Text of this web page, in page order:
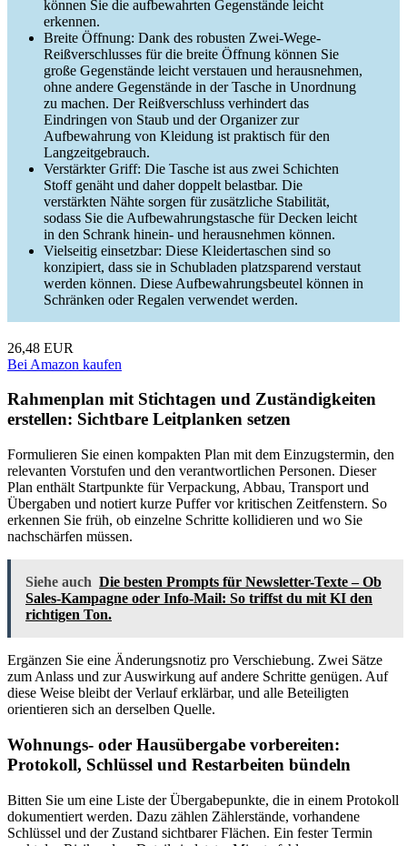
können Sie die aufbewahrten Gegenstände leicht
erkennen.
Breite Öffnung: Dank des robusten Zwei-Wege-
Reißverschlusses für die breite Öffnung können Sie
große Gegenstände leicht verstauen und herausnehmen,
ohne andere Gegenstände in der Tasche in Unordnung
zu machen. Der Reißverschluss verhindert das
Eindringen von Staub und der Organizer zur
Aufbewahrung von Kleidung ist praktisch für den
Langzeitgebrauch.
Verstärkter Griff: Die Tasche ist aus zwei Schichten
Stoff genäht und daher doppelt belastbar. Die
verstärkten Nähte sorgen für zusätzliche Stabilität,
sodass Sie die Aufbewahrungstasche für Decken leicht
in den Schrank hinein- und herausnehmen können.
Vielseitig einsetzbar: Diese Kleidertaschen sind so
konzipiert, dass sie in Schubladen platzsparend verstaut
werden können. Diese Aufbewahrungsbeutel können in
Schränken oder Regalen verwendet werden.
26,48 EUR
Bei Amazon kaufen
Rahmenplan mit Stichtagen und Zuständigkeiten
erstellen: Sichtbare Leitplanken setzen
Formulieren Sie einen kompakten Plan mit dem Einzugstermin, den
relevanten Vorstufen und den verantwortlichen Personen. Dieser
Plan enthält Startpunkte für Verpackung, Abbau, Transport und
Übergaben und notiert kurze Puffer vor kritischen Zeitfenstern. So
erkennen Sie früh, ob einzelne Schritte kollidieren und wo Sie
nachschärfen müssen.
Siehe auch Die besten Prompts für Newsletter-Texte – Ob
Sales-Kampagne oder Info-Mail: So triffst du mit KI den
richtigen Ton.
Ergänzen Sie eine Änderungsnotiz pro Verschiebung. Zwei Sätze
zum Anlass und zur Auswirkung auf andere Schritte genügen. Auf
diese Weise bleibt der Verlauf erklärbar, und alle Beteiligten
orientieren sich an derselben Quelle.
Wohnungs- oder Hausübergabe vorbereiten:
Protokoll, Schlüssel und Restarbeiten bündeln
Bitten Sie um eine Liste der Übergabepunkte, die in einem Protokoll
dokumentiert werden. Dazu zählen Zählerstände, vorhandene
Schlüssel und der Zustand sichtbarer Flächen. Ein fester Termin